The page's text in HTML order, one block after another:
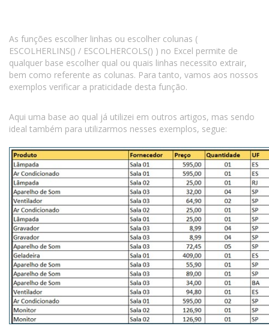
As funções escolher linhas ou escolher colunas (
ESCOLHERLINS() / ESCOLHERCOLS() ) no Excel permite de
qualquer base escolher qual ou quais linhas necessito extrair,
bem como referente as colunas. Para tanto, vamos aos nossos
exemplos verificar a praticidade desta função.
Aqui uma base ao qual já utilizei em outros artigos, mas sendo
ideal também para utilizarmos nesses exemplos, segue: